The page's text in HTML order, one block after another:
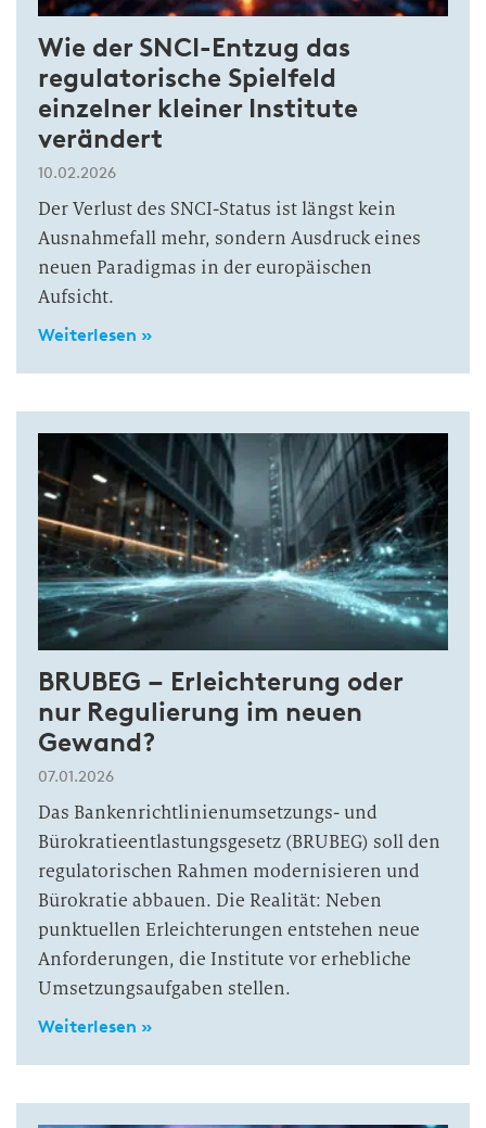
Wie der SNCI-Entzug das
regulatorische Spielfeld
einzelner kleiner Institute
verändert
10.02.2026
Der Verlust des SNCI-Status ist längst kein
Ausnahmefall mehr, sondern Ausdruck eines
neuen Paradigmas in der europäischen
Aufsicht.
Weiterlesen »
BRUBEG – Erleichterung oder
nur Regulierung im neuen
Gewand?
07.01.2026
Das Bankenrichtlinienumsetzungs- und
Bürokratieentlastungsgesetz (BRUBEG) soll den
regulatorischen Rahmen modernisieren und
Bürokratie abbauen. Die Realität: Neben
punktuellen Erleichterungen entstehen neue
Anforderungen, die Institute vor erhebliche
Umsetzungsaufgaben stellen.
Weiterlesen »